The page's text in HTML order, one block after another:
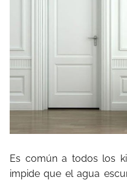
Es común a todos los
impide que el agua